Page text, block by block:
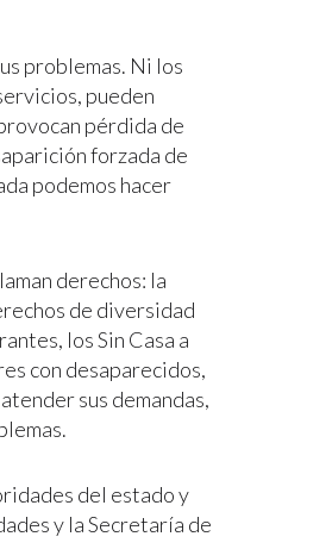
problemas. Ni los
pueden
pérdida de
forzada de
podemos hacer
derechos: la
de diversidad
los Sin Casa a
con desaparecidos,
sus demandas,
del estado y
y la Secretaría de